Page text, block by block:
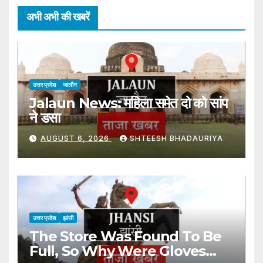
अभी अभी की खबरें
उत्तर प्रदेश जालौन
Jalaun News: महिला समेत दो को सांप
ने डसा
AUGUST 6, 2026 SHTEESH BHADAURIYA
उत्तर प्रदेश झांसी
The Store Was Found To Be
Full, So Why Were Gloves